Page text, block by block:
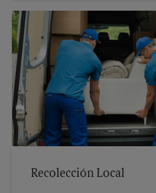
Recolección Local